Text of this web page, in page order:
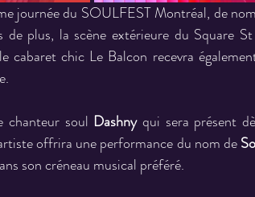
journée du SOULFEST Montréal, de
plus, la scène extérieure du Square
cabaret chic Le Balcon recevra
chanteur soul Dashny qui sera présent
offrira une performance du nom de
son créneau musical préféré.